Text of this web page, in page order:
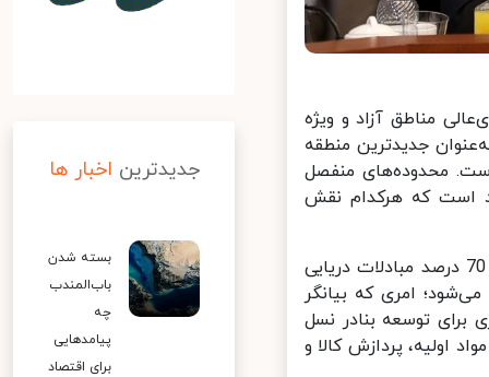
مناطق آزاد و ویژه
جدیدترین منطقه
محدوده‌های منفصل
است که هرکدام نقش
افقی با اشاره به جایگاه این منطقه در تجارت دریایی کشور افزود: بیش از 70 درصد مبادلات دریایی
امری که بیانگر
برای توسعه بنادر نسل
اولیه، پردازش کالا و
جدیدترین اخبار ها
بسته شدن
باب‌المندب
چه
پیامدهایی
برای اقتصاد